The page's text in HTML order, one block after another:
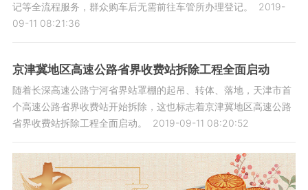
记等全流程服务，群众购车后无需前往车管所办理登记。
2019-
09-11 08:21:36
京津冀地区高速公路省界收费站拆除工程全面启动
随着长深高速公路宁河省界站罩棚的起吊、转体、落地，天津市首
个高速公路省界收费站开始拆除，这也标志着京津冀地区高速公路
省界收费站拆除工程全面启动。
2019-09-11 08:20:52